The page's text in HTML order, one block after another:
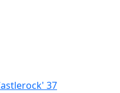
37